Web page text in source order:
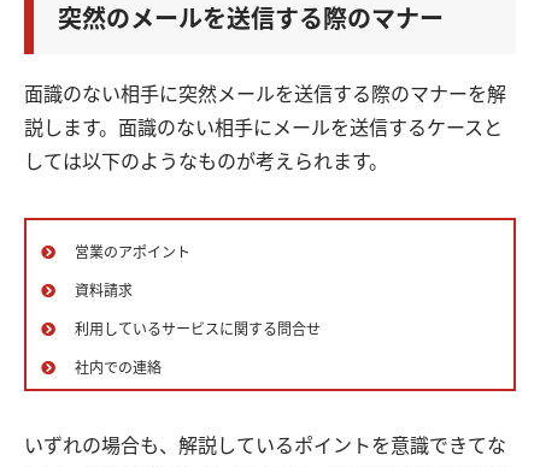
突然のメールを送信する際のマナー
面識のない相手に突然メールを送信する際のマナーを解
説します。面識のない相手にメールを送信するケースと
しては以下のようなものが考えられます。
営業のアポイント
資料請求
利用しているサービスに関する問合せ
社内での連絡
いずれの場合も、解説しているポイントを意識できてな